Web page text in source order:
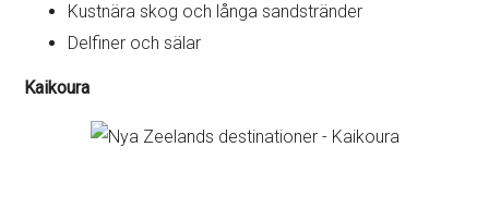
Kustnära skog och långa sandstränder
Delfiner och sälar
Kaikoura